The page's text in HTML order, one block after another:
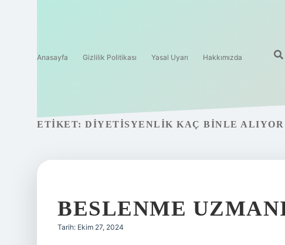
Anasayfa Gizlilik Politikası Yasal Uyarı Hakkımızda
ETIKET: DIYETISYENLIK KAÇ BINLE ALIYOR
BESLENME
Tarih: Ekim 27, 2024